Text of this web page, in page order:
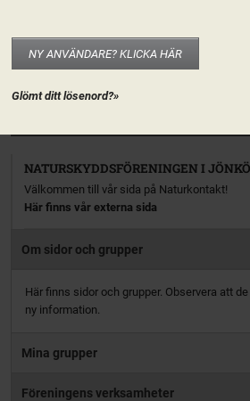
startsida för de grupper som berör kretsen/
NATURSKYDDSFÖRENINGEN I
Välkommen till vår sida på Naturkontakt!
Här finns vår externa sida
NY ANVÄNDARE? KLICKA HÄR
Glömt ditt lösenord?»
Om sidor och grupper
Här finns sidor och grupper. Observera att
ny information.
Mina grupper
Föreningens verksamheter